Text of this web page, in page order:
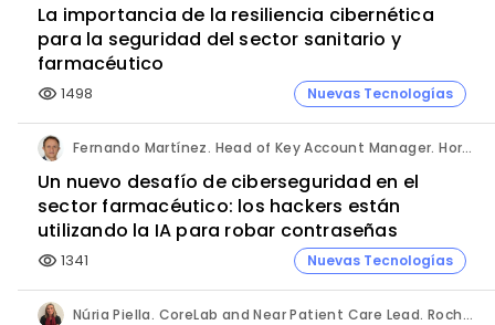
La importancia de la resiliencia cibernética
para la seguridad del sector sanitario y
farmacéutico
visibility 1498 Nuevas Tecnologías
Fernando Martínez. Head of Key Account Manager. Hornetsecurity.
Un nuevo desafío de ciberseguridad en el
sector farmacéutico: los hackers están
utilizando la IA para robar contraseñas
visibility 1341 Nuevas Tecnologías
Núria Piella. CoreLab and Near Patient Care Lead. Roche Diagnostics España.